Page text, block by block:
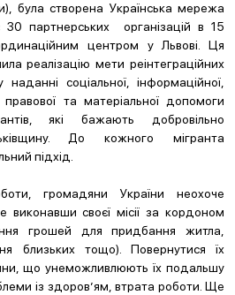
була створена Українська мережа
30 партнерських організацій в 15
центром у Львові. Ця
реалізацію мети реінтеграційних
соціальної, інформаційної,
правової та матеріальної допомоги
які бажають добровільно
До кожного мігранта
підхід.
громадяни України неохоче
своєї місії за кордоном
грошей для придбання житла,
близьких тощо). Повернутися їх
що унеможливлюють їх подальшу
із здоров’ям, втрата роботи. Ще